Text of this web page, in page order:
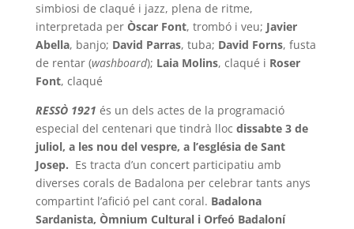
simbiosi de claqué i jazz, plena de ritme,
interpretada per Òscar Font, trombó i veu; Javier
Abella, banjo; David Parras, tuba; David Forns, fusta
de rentar (washboard); Laia Molins, claqué i Roser
Font, claqué
RESSÒ 1921 és un dels actes de la programació
especial del centenari que tindrà lloc dissabte 3 de
juliol, a les nou del vespre, a l’església de Sant
Josep. Es tracta d’un concert participatiu amb
diverses corals de Badalona per celebrar tants anys
compartint l’afició pel cant coral. Badalona
Sardanista, Òmnium Cultural i Orfeó Badaloní